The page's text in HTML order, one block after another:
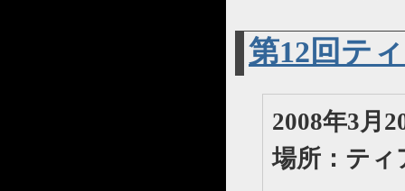
第12回テ
2008年3
場所：ティ